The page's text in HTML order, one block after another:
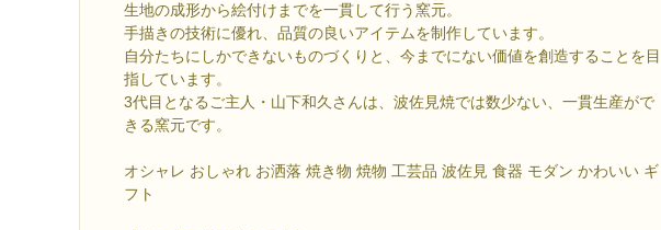
生地の成形から絵付けまでを一貫して行う窯元。
手描きの技術に優れ、品質の良いアイテムを制作しています。
自分たちにしかできないものづくりと、今までにない価値を創造することを目
指しています。
3代目となるご主人・山下和久さんは、波佐見焼では数少ない、一貫生産がで
きる窯元です。
オシャレ おしゃれ お洒落 焼き物 焼物 工芸品 波佐見 食器 モダン かわいい ギ
フト